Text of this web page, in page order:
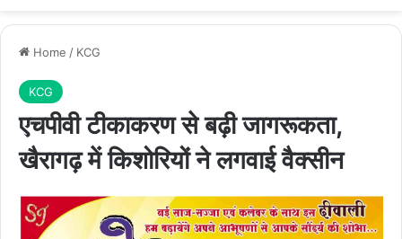
Home / KCG
KCG
एचपीवी टीकाकरण से बढ़ी जागरूकता,
खैरागढ़ में किशोरियों ने लगवाई वैक्सीन